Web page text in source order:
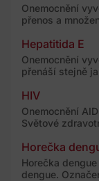
Onemocnění
přenos a
Hepatitida E
Onemocnění
přenáší stejně
HIV
Onemocnění
Světové
Horečka
Horečka
dengue.